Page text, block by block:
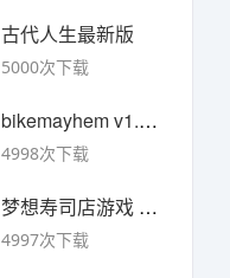
古代人生最新版
5000次下载
bikemayhem v1.6.2安卓版
4998次下载
梦想寿司店游戏 v4.14.1安卓版
4997次下载